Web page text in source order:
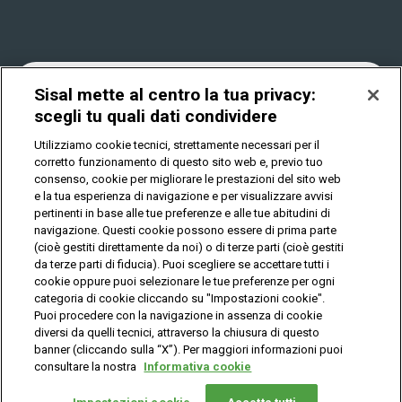
Vuoi giocare
Play Your Date
News
Cookies
Privacy
IL GIOCO È VIETATO AI MINORI E PUÒ CAUSARE
DIPENDENZA PATOLOGICA
© Copyright Sisal Italia S.p.A. - P.I. 02433760135
Privacy Cookies
Mappa
del
Sisal mette al centro la tua privacy:
scegli tu quali dati condividere
Utilizziamo cookie tecnici, strettamente necessari per il
corretto funzionamento di questo sito web e, previo tuo
consenso, cookie per migliorare le prestazioni del sito web
e la tua esperienza di navigazione e per visualizzare avvisi
pertinenti in base alle tue preferenze e alle tue abitudini di
navigazione. Questi cookie possono essere di prima parte
(cioè gestiti direttamente da noi) o di terze parti (cioè gestiti
da terze parti di fiducia). Puoi scegliere se accettare tutti i
cookie oppure puoi selezionare le tue preferenze per ogni
categoria di cookie cliccando su "Impostazioni cookie".
Puoi procedere con la navigazione in assenza di cookie
diversi da quelli tecnici, attraverso la chiusura di questo
banner (cliccando sulla “X”). Per maggiori informazioni puoi
consultare la nostra Informativa cookie